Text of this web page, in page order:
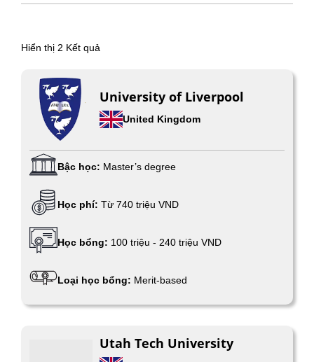
Hiển thị 2 Kết quả
University of Liverpool
United Kingdom
Bậc học: Master’s degree
Học phí: Từ 740 triệu VND
Học bổng: 100 triệu - 240 triệu VND
Loại học bổng: Merit-based
Utah Tech University